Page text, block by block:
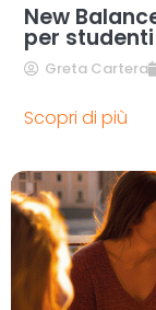
New
per studenti
Greta Cartera
Scopri di più